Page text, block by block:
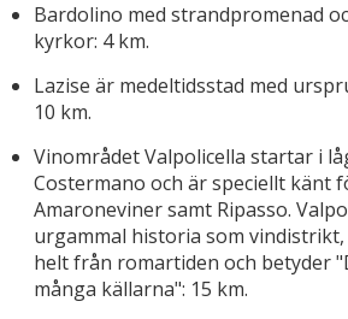
Bardolino med strandpromenad
kyrkor: 4 km.
Lazise är medeltidsstad med
10 km.
Vinområdet Valpolicella startar i
Costermano och är speciellt känt
Amaroneviner samt Ripasso.
urgammal historia som
helt från romartiden och betyder
många källarna": 15 km.